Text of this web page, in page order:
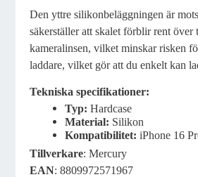
Den yttre silikonbeläggningen är
säkerställer att skalet förblir rent
kameralinsen, vilket minskar risken
laddare, vilket gör att du enkelt kan
Tekniska specifikationer:
Typ: Hardcase
Material: Silikon
Kompatibilitet: iPhone 16
Tillverkare: Mercury
EAN: 8809972571967